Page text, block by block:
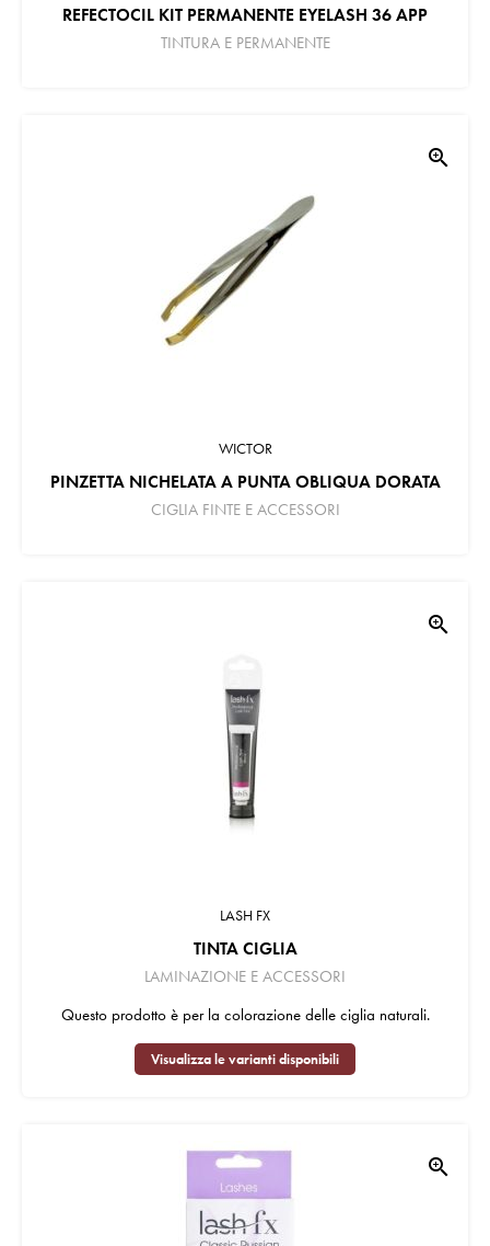
REFECTOCIL KIT PERMANENTE EYELASH 36 APP
TINTURA E PERMANENTE
zoom_in
WICTOR
PINZETTA NICHELATA A PUNTA OBLIQUA DORATA
CIGLIA FINTE E ACCESSORI
zoom_in
LASH FX
TINTA CIGLIA
LAMINAZIONE E ACCESSORI
Questo prodotto è per la colorazione delle ciglia naturali.
Visualizza le varianti disponibili
zoom_in